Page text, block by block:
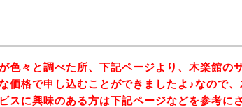
色々と調べた所、下記ページより、木楽館の
価格で申し込むことができましたよ♪なので、
スに興味のある方は下記ページなどを参考に